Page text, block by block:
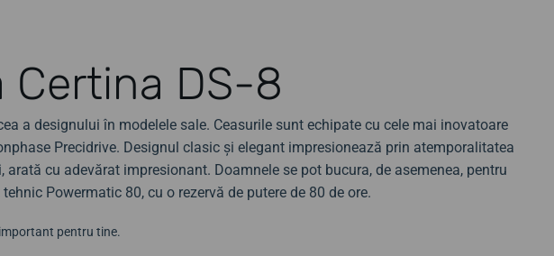
Certina DS-8
a designului în modelele sale. Ceasurile sunt echipate cu cele mai inovatoare
Precidrive. Designul clasic și elegant impresionează prin atemporalitatea
cu adevărat impresionant. Doamnele se pot bucura, de asemenea, pentru
Powermatic 80, cu o rezervă de putere de 80 de ore.
pentru tine.